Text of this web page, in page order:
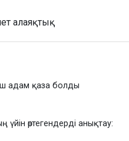
алаяқтық
үш адам қаза болды
өртегендерді анықтау: